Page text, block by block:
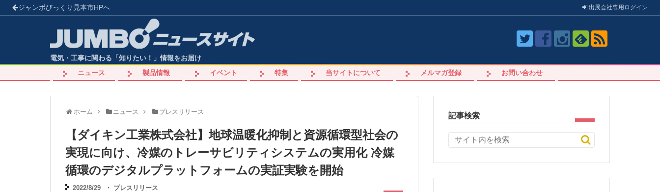
ジャンボびっくり見本市HPへ 出展会社専用 ログイン
電気・工事に関わる「知りたい！」情報をお届け
ニュース
製品情報 イベント 特集 当サイトについて メルマガ登録 お問い合わせ
ホーム ニュース プレスリリース
【ダイキン工業株式会社】地球温暖化抑制と資源循環型社会の
実現に向け、冷媒のトレーサビリティシステムの実用化 冷媒
循環のデジタルプラットフォームの実証実験を開始
2022/8/29 ・ プレスリリース
記事検索